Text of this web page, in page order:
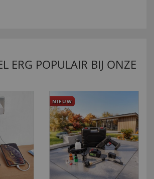
ERG POPULAIR BIJ ONZE
NIEUW